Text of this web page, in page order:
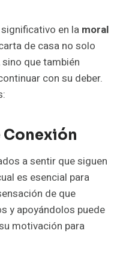
en la moral
de casa no solo
que también
con su deber.
Conexión
a sentir que siguen
es esencial para
de que
y apoyándolos puede
motivación para